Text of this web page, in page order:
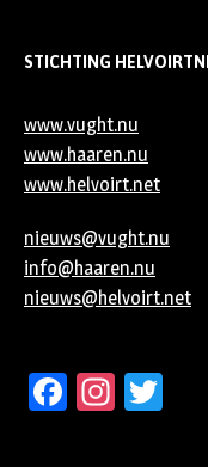
STICHTING
www.vught.nu
www.haaren.nu
www.helvoirt.net
nieuws@vught.nu
info@haaren.nu
nieuws@helvoirt.net
Facebook